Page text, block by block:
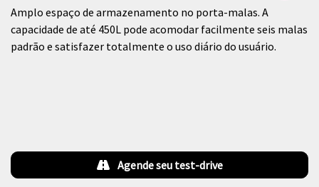
Amplo espaço de armazenamento no porta-malas. A
capacidade de até 450L pode acomodar facilmente seis malas
padrão e satisfazer totalmente o uso diário do usuário.
Agende seu test-drive